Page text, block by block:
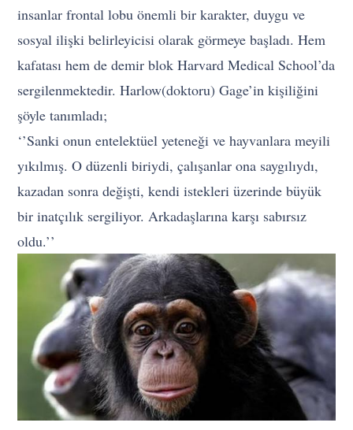
insanlar frontal lobu önemli bir karakter, duygu ve
sosyal ilişki belirleyicisi olarak görmeye başladı. Hem
kafatası hem de demir blok Harvard Medical School’da
sergilenmektedir. Harlow(doktoru) Gage’in kişiliğini
şöyle tanımladı;
‘’Sanki onun entelektüel yeteneği ve hayvanlara meyili
yıkılmış. O düzenli biriydi, çalışanlar ona saygılıydı,
kazadan sonra değişti, kendi istekleri üzerinde büyük
bir inatçılık sergiliyor. Arkadaşlarına karşı sabırsız
oldu.’’